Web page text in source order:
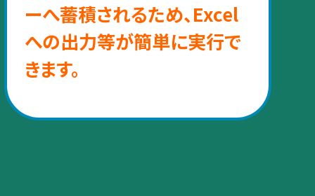
ーへ蓄積されるため、Excel
への出力等が簡単に実行で
きます。